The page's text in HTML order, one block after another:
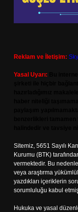
Reklam ve İletişim:
Yasal Uyarı:
Sitemiz, 5651 Sayılı
Kurumu (BTK)
vermektedir. Bu
veya araştırma
yazdıkları içeriklerin
sorumluluğu kabul etmiş
Hukuka ve yasal